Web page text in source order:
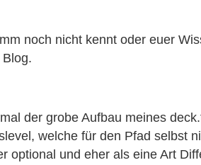
noch nicht kennt oder euer
der grobe Aufbau meines
welche für den Pfad selbst
optional und eher als eine Art